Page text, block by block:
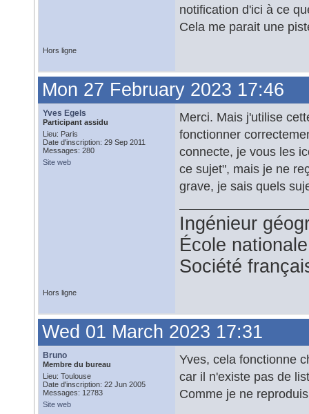
notification d'ici à ce
Cela me parait une
Hors ligne
Mon 27 February 2023 17:46
Yves Egels
Participant assidu
Lieu: Paris
Date d'inscription: 29 Sep 2011
Messages: 280
Site web
Merci. Mais j'utilise
fonctionner
connecte, je vous les
ce sujet", mais je ne
grave, je sais quels
Ingénieur
École
Société
Hors ligne
Wed 01 March 2023 17:31
Bruno
Membre du bureau
Lieu: Toulouse
Date d'inscription: 22 Jun 2005
Messages: 12783
Site web
Yves, cela fonctionne
car il n'existe pas de
Comme je ne